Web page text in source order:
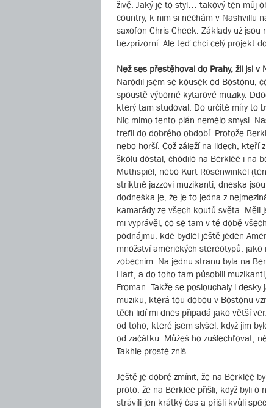
živě. Jaký je to styl… takový ten můj
country, k nim si nechám v Nashvillu
saxofon Chris Cheek. Základy už
bezprizorní. Ale teď chci celý projekt
Než ses přestěhoval do Prahy, žil jsi
Narodil jsem se kousek od Bostonu,
spoustě výborné kytarové muziky.
který tam studoval. Do určité míry to
Nic mimo tento plán nemělo smysl.
trefil do dobrého období. Protože
nebo horší. Což záleží na lidech,
školu dostal, chodilo na Berklee i na
Muthspiel, nebo Kurt Rosenwinkel
striktně jazzoví muzikanti, dneska
dodneška je, že je to jedna z
kamarády ze všech koutů světa. Měli
mi vyprávěl, co se tam v té době
podnájmu, kde bydlel ještě jeden
množství amerických stereotypů,
zobecním: Na jednu stranu byla na
Hart, a do toho tam působili
Froman. Takže se poslouchaly i
muziku, která tou dobou v Bostonu
těch lidí mi dnes připadá jako větší
od toho, které jsem slyšel, když jim
od začátku. Můžeš ho zušlechťovat,
Takhle prostě zníš.
Ještě je dobré zmínit, že na Berklee
proto, že na Berklee přišli, když byli o
strávili jen krátký čas a přišli kvůli